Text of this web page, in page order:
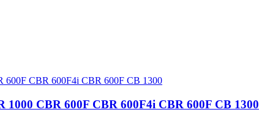
CBR 600F CBR 600F4i CBR 600F CB 1300